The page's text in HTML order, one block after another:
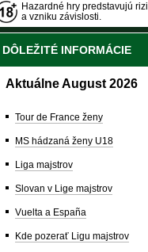
Hazardné hry predstavujú
a vzniku závislosti.
DÔLEŽITÉ INFORMÁCIE
Aktuálne August 2026
Tour de France ženy
MS hádzaná ženy U18
Liga majstrov
Slovan v Lige majstrov
Vuelta a España
Kde pozerať Ligu majstrov